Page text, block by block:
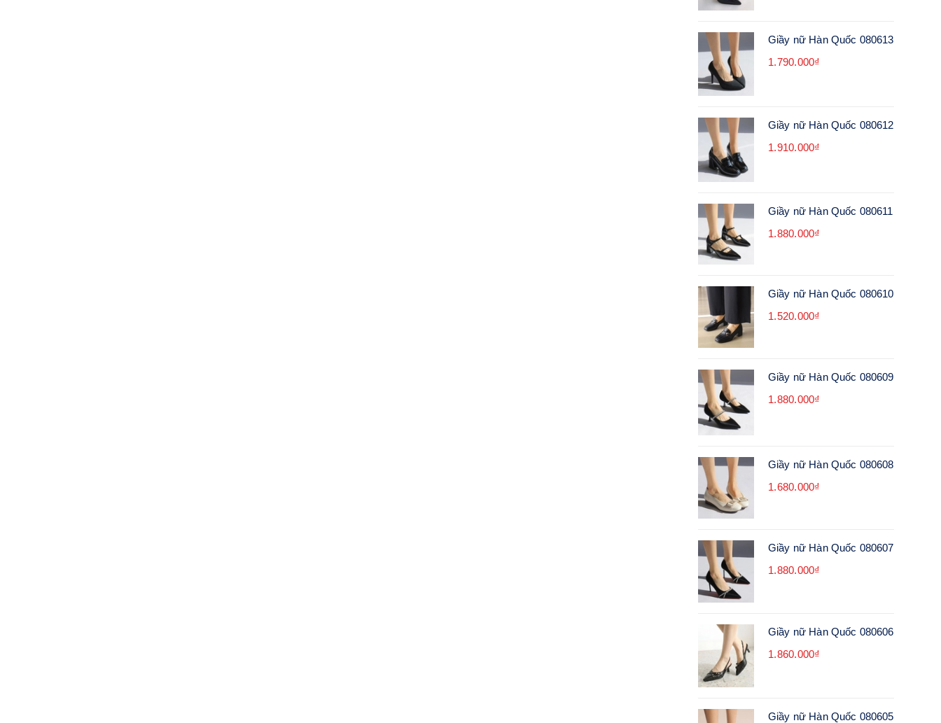
Giầy nữ Hàn Quốc 080613
1.790.000₫
Giầy nữ Hàn Quốc 080612
1.910.000₫
Giầy nữ Hàn Quốc 080611
1.880.000₫
Giầy nữ Hàn Quốc 080610
1.520.000₫
Giầy nữ Hàn Quốc 080609
1.880.000₫
Giầy nữ Hàn Quốc 080608
1.680.000₫
Giầy nữ Hàn Quốc 080607
1.880.000₫
Giầy nữ Hàn Quốc 080606
1.860.000₫
Giầy nữ Hàn Quốc 080605